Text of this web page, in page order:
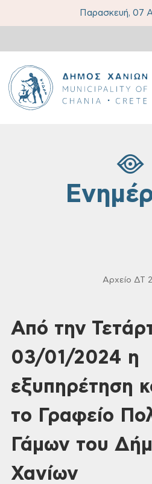
Παρασκευή, 07
Αρχείο ΔΤ
Από την
03/01/2024 η
εξυπηρέτηση
το Γραφείο
Γάμων του
Χανίων